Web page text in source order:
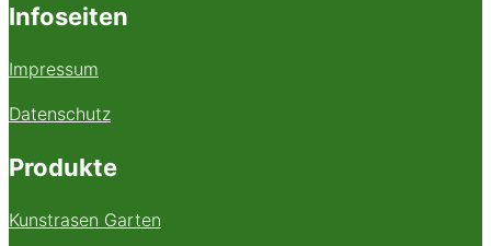
Infoseiten
Impressum
Datenschutz
Produkte
Kunstrasen Garten